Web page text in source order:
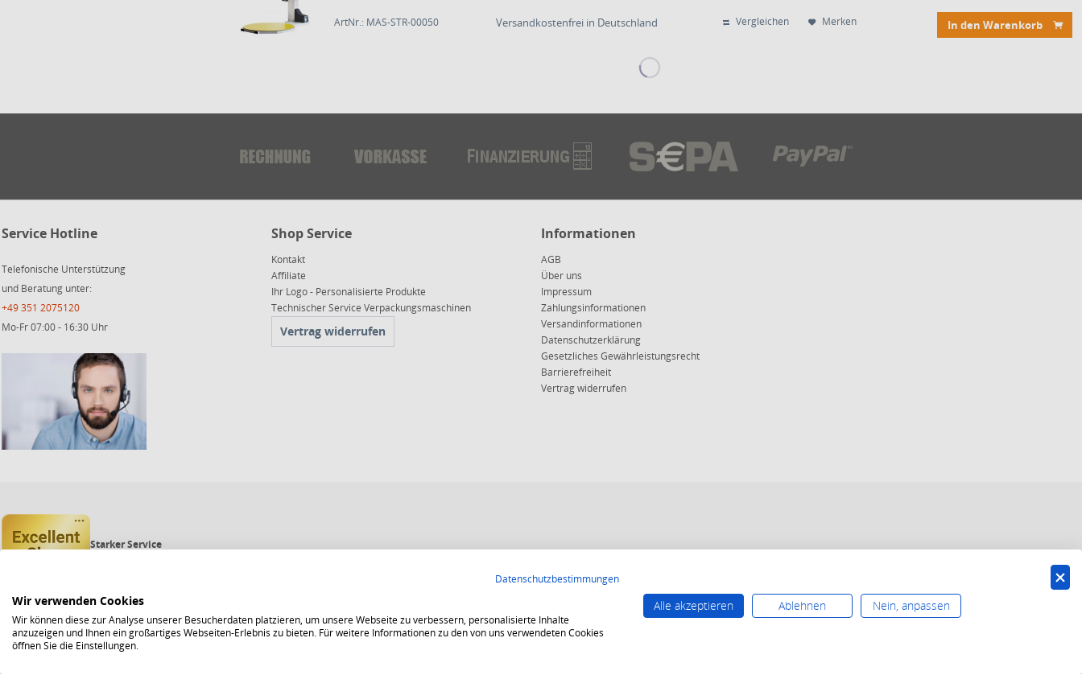
ArtNr.: MAS-STR-00050 Versandkostenfrei in Deutschland Vergleichen Merken In den Warenkorb
Service Hotline
Telefonische Unterstützung
und Beratung unter:
+49 351 2075120
Mo-Fr 07:00 - 16:30 Uhr
Shop Service
Kontakt
Affiliate
Ihr Logo - Personalisierte Produkte
Technischer Service Verpackungsmaschinen
Vertrag widerrufen
Informationen
AGB
Über uns
Impressum
Zahlungsinformationen
Versandinformationen
Datenschutzerklärung
Gesetzliches Gewährleistungsrecht
Barrierefreiheit
Vertrag widerrufen
Starker Service
Um das Trusted Shops Gütesiegel zu tragen, müssen fortwährend strenge Qualitätsindikatoren erfüllt werden.
Bewährte Sicherheit
Jede Bestellung ist durch den Trusted Shops Käuferschutz abgesichert und es gelten strenge Kriterien zum Schutz persönlicher Daten.
Datenschutzbestimmungen
Wir verwenden Cookies
Wir können diese zur Analyse unserer Besucherdaten platzieren, um unsere Webseite zu verbessern, personalisierte Inhalte
anzuzeigen und Ihnen ein großartiges Webseiten-Erlebnis zu bieten. Für weitere Informationen zu den von uns verwendeten Cookies
öffnen Sie die Einstellungen.
Alle akzeptieren Ablehnen Nein, anpassen